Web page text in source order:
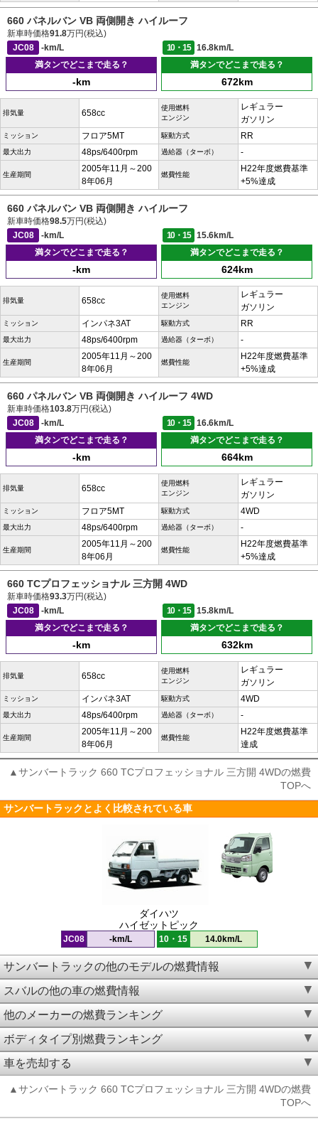
660 パネルバン VB 両側開き ハイルーフ
新車時価格91.8万円(税込)
JC08
-km/L 10・15
16.8km/L
満タンでどこまで走る？
-km
満タンでどこまで走る？
672km
排気量 658cc
使用燃料
エンジン
レギュラー
ガソリン
ミッション フロア5MT 駆動方式 RR
最大出力 48ps/6400rpm 過給器（ターボ） -
生産期間
2005年11月～200
8年06月
燃費性能
H22年度燃費基準
+5%達成
660 パネルバン VB 両側開き ハイルーフ
新車時価格98.5万円(税込)
JC08
-km/L 10・15
15.6km/L
満タンでどこまで走る？
-km
満タンでどこまで走る？
624km
排気量 658cc
使用燃料
エンジン
レギュラー
ガソリン
ミッション インパネ3AT 駆動方式 RR
最大出力 48ps/6400rpm 過給器（ターボ） -
生産期間
2005年11月～200
8年06月
燃費性能
H22年度燃費基準
+5%達成
660 パネルバン VB 両側開き ハイルーフ 4WD
新車時価格103.8万円(税込)
JC08
-km/L 10・15
16.6km/L
満タンでどこまで走る？
-km
満タンでどこまで走る？
664km
排気量 658cc
使用燃料
エンジン
レギュラー
ガソリン
ミッション フロア5MT 駆動方式 4WD
最大出力 48ps/6400rpm 過給器（ターボ） -
生産期間
2005年11月～200
8年06月
燃費性能
H22年度燃費基準
+5%達成
660 TCプロフェッショナル 三方開 4WD
新車時価格93.3万円(税込)
JC08
-km/L 10・15
15.8km/L
満タンでどこまで走る？
-km
満タンでどこまで走る？
632km
排気量 658cc
使用燃料
エンジン
レギュラー
ガソリン
ミッション インパネ3AT 駆動方式 4WD
最大出力 48ps/6400rpm 過給器（ターボ） -
生産期間
2005年11月～200
8年06月
燃費性能
H22年度燃費基準
達成
▲サンバートラック 660 TCプロフェッショナル 三方開 4WDの燃費
TOPへ
サンバートラックとよく比較されている車
ダイハツ
ハイゼットピック
JC08 -km/L 10・15 14.0km/L
サンバートラックの他のモデルの燃費情報
スバルの他の車の燃費情報
他のメーカーの燃費ランキング
ボディタイプ別燃費ランキング
車を売却する
▲サンバートラック 660 TCプロフェッショナル 三方開 4WDの燃費
TOPへ